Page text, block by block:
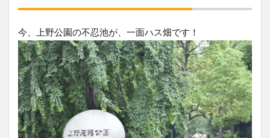
今、上野公園の不忍池が、一面ハス畑です！